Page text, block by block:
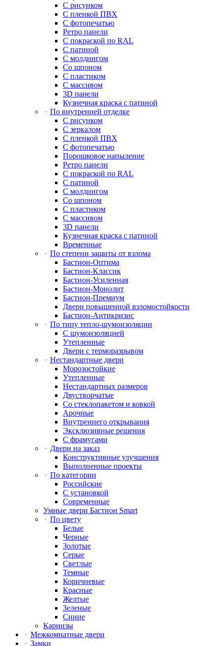
С рисунком
С пленкой ПВХ
С фотопечатью
Ретро панели
С покраской по RAL
С патиной
С молдингом
Со шпоном
С пластиком
С массивом
3D панели
Кузнечная краска с патиной
По внутренней отделке
С рисунком
С зеркалом
С пленкой ПВХ
С фотопечатью
Порошковое напыление
Ретро панели
С покраской по RAL
С патиной
С молдингом
Со шпоном
С пластиком
С массивом
3D панели
Кузнечная краска с патиной
Временные
По степени защиты от взлома
Бастион-Оптима
Бастион-Классик
Бастион-Усиленная
Бастион-Монолит
Бастион-Премиум
Двери повышенной взломостойкости
Бастион-Антикризис
По типу тепло-шумоизоляции
С шумоизоляцией
Утепленные
Двери с терморазрывом
Нестандартные двери
Морозостойкие
Утепленные
Нестандартных размеров
Двустворчатые
Со стеклопакетом и ковкой
Арочные
Внутреннего открывания
Эксклюзивные решения
С фрамугами
Двери на заказ
Конструктивные улучшения
Выполненные проекты
По категории
Российские
С установкой
Современные
Умные двери Бастион Smart
По цвету
Белые
Черные
Золотые
Серые
Светлые
Темные
Коричневые
Красные
Желтые
Зеленые
Синие
Карнизы
Межкомнатные двери
Замки